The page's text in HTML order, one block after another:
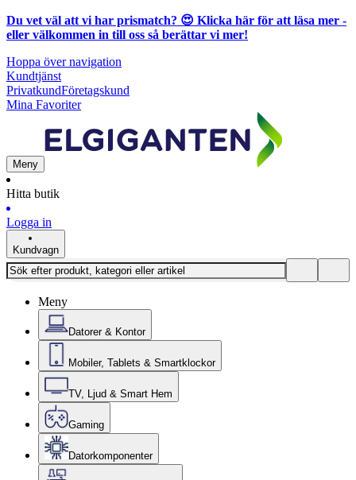
Du vet väl att vi har prismatch? 😍 Klicka här för att läsa mer -
eller välkommen in till oss så berättar vi mer!
Hoppa över navigation
Kundtjänst
PrivatkundFöretagskund
Mina Favoriter
Meny
Hitta butik
Logga in
Kundvagn
Meny
Datorer & Kontor
Mobiler, Tablets & Smartklockor
TV, Ljud & Smart Hem
Gaming
Datorkomponenter